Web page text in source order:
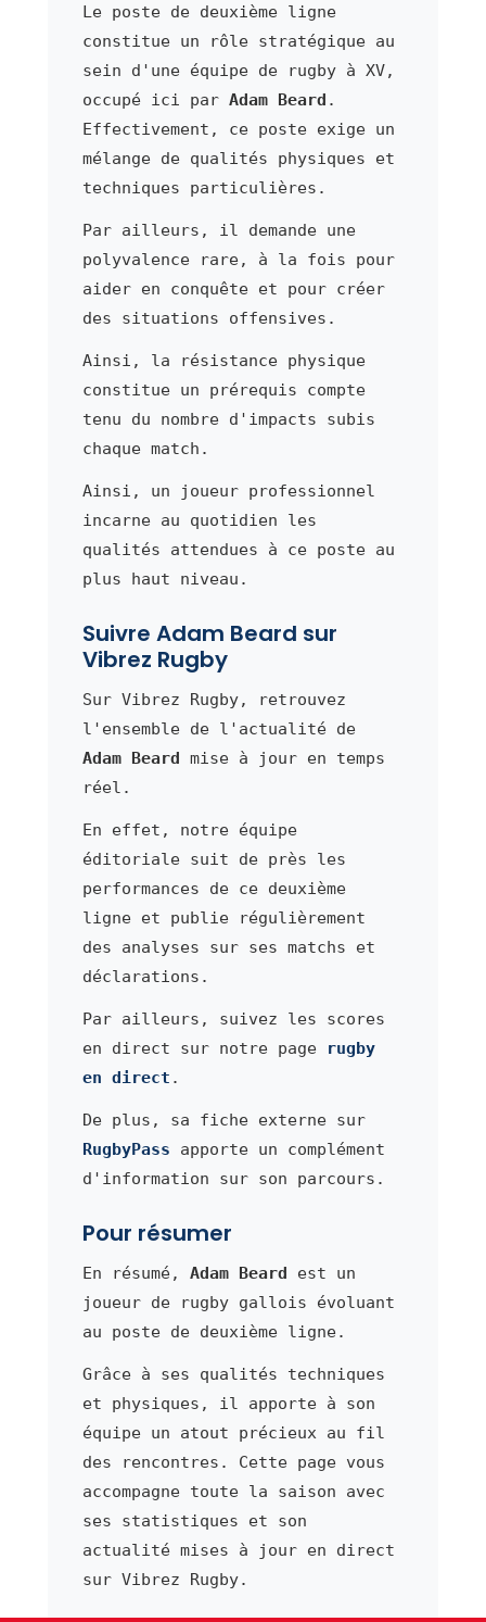
Le poste de deuxième ligne
constitue un rôle stratégique au
sein d'une équipe de rugby à XV,
occupé ici par Adam Beard .
Effectivement, ce poste exige un
mélange de qualités physiques et
techniques particulières.
Par ailleurs, il demande une
polyvalence rare, à la fois pour
aider en conquête et pour créer
des situations offensives.
Ainsi, la résistance physique
constitue un prérequis compte
tenu du nombre d'impacts subis
chaque match.
Ainsi, un joueur professionnel
incarne au quotidien les
qualités attendues à ce poste au
plus haut niveau.
Suivre Adam Beard sur
Vibrez Rugby
Sur Vibrez Rugby, retrouvez
l'ensemble de l'actualité de
Adam Beard mise à jour en temps
réel.
En effet, notre équipe
éditoriale suit de près les
performances de ce deuxième
ligne et publie régulièrement
des analyses sur ses matchs et
déclarations.
Par ailleurs, suivez les scores
en direct sur notre page
rugby
en direct .
De plus, sa fiche externe sur
RugbyPass apporte un complément
d'information sur son parcours.
Pour résumer
En résumé, Adam Beard est un
joueur de rugby gallois évoluant
au poste de deuxième ligne.
Grâce à ses qualités techniques
et physiques, il apporte à son
équipe un atout précieux au fil
des rencontres. Cette page vous
accompagne toute la saison avec
ses statistiques et son
actualité mises à jour en direct
sur Vibrez Rugby.